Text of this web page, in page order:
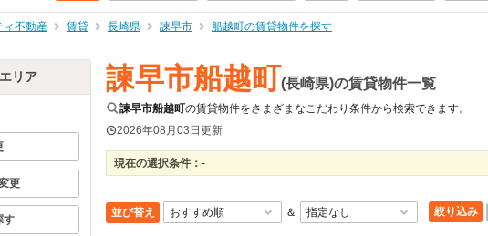
ィ不動産 賃貸 長崎県 諫早市 船越町の賃貸物件を探す
リア
更
す
諫早市船越町(長崎県)の賃貸物件一覧
諫早市船越町の賃貸物件をさまざまなこだわり条件から検索できます。
2026年08月03日更新
現在の選択条件： -
並び替え ＆ 絞り込み